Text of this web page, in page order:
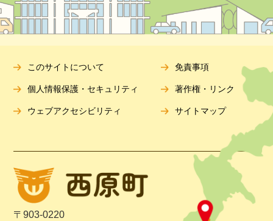
〒903-0220
このサイトについて 免責事項
個人情報保護・セキュリティ 著作権・リンク
ウェブアクセシビリティ サイトマップ